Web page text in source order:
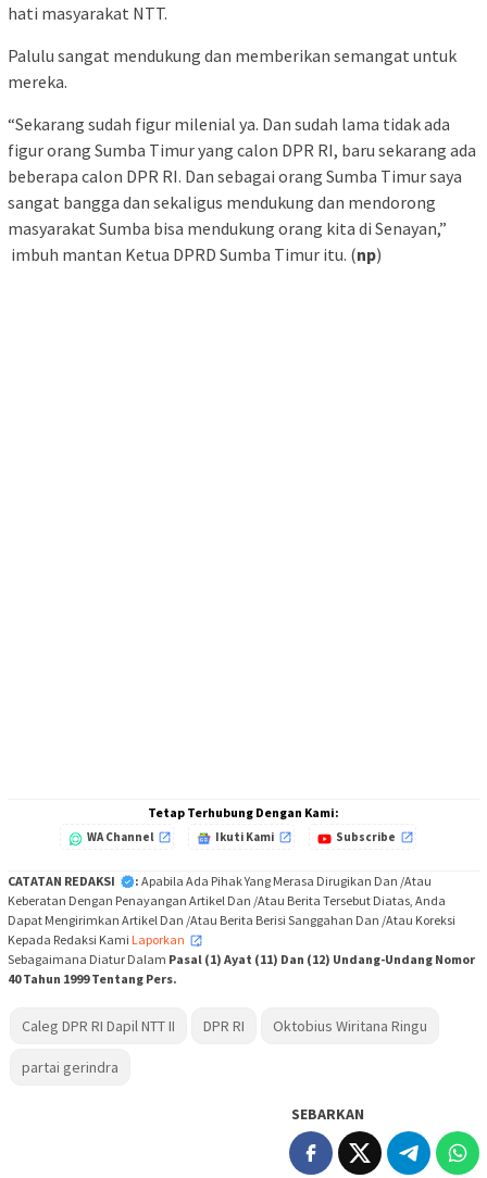
hati masyarakat NTT.
Palulu sangat mendukung dan memberikan semangat untuk
mereka.
“Sekarang sudah figur milenial ya. Dan sudah lama tidak ada
figur orang Sumba Timur yang calon DPR RI, baru sekarang ada
beberapa calon DPR RI. Dan sebagai orang Sumba Timur saya
sangat bangga dan sekaligus mendukung dan mendorong
masyarakat Sumba bisa mendukung orang kita di Senayan,”
imbuh mantan Ketua DPRD Sumba Timur itu. (np)
Tetap Terhubung Dengan Kami:
WA Channel Ikuti Kami Subscribe
CATATAN REDAKSI : Apabila Ada Pihak Yang Merasa Dirugikan Dan /Atau
Keberatan Dengan Penayangan Artikel Dan /Atau Berita Tersebut Diatas, Anda
Dapat Mengirimkan Artikel Dan /Atau Berita Berisi Sanggahan Dan /Atau Koreksi
Kepada Redaksi Kami Laporkan
,
Sebagaimana Diatur Dalam Pasal (1) Ayat (11) Dan (12) Undang-Undang Nomor
40 Tahun 1999 Tentang Pers.
Caleg DPR RI Dapil NTT II DPR RI Oktobius Wiritana Ringu
partai gerindra
SEBARKAN